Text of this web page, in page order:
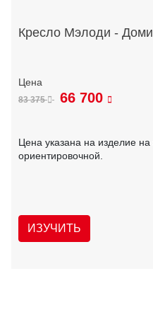
Кресло Мэлоди -
83 375 66 700
Цена указана на изделие
ориентировочной.
ИЗУЧИТЬ